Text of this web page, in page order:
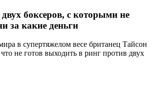
боксеров, с которыми не
за какие деньги
в супертяжелом весе британец Тайсон
не готов выходить в ринг против двух